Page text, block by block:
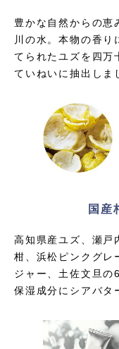
豊かな自然からの恵
川の水。本物の香り
てられたユズを四万
ていねいに抽出しま
国産
高知県産ユズ、瀬戸
柑、浜松ピンクグレ
ジャー、土佐文旦の
保湿成分にシアバタ